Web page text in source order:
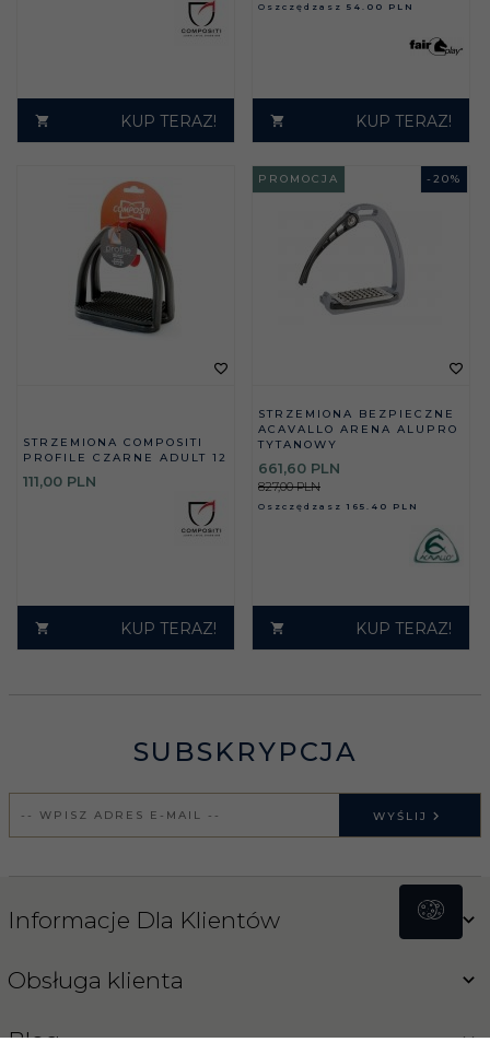
KUP TERAZ!
Oszczędzasz 54.00 PLN
KUP TERAZ!
STRZEMIONA COMPOSITI
PROFILE CZARNE ADULT 12
111,00 PLN
KUP TERAZ!
- 20%
PROMOCJA
STRZEMIONA BEZPIECZNE
ACAVALLO ARENA ALUPRO
TYTANOWY
661,60 PLN
827,00 PLN
Oszczędzasz 165.40 PLN
KUP TERAZ!
SUBSKRYPCJA
WYŚLIJ
Informacje Dla Klientów
Obsługa klienta
Blog